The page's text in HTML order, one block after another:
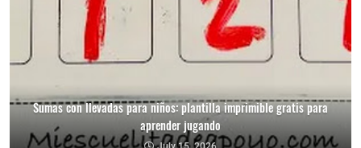
Sumas con llevadas para niños: plantilla imprimible gratis para
aprender jugando